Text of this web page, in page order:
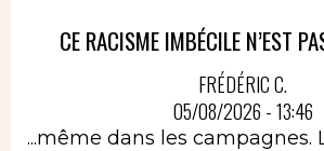
CE RACISME IMBÉCILE N’EST
FRÉDÉRIC C.
05/08/2026 - 13:46
...même dans les campagnes.